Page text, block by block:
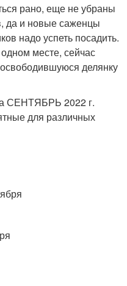
рано, еще не убраны
да и новые саженцы
надо успеть посадить.
месте, сейчас
делянку
СЕНТЯБРЬ 2022 г.
для различных